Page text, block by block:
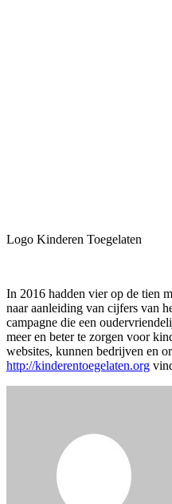
Logo Kinderen Toegelaten
In 2016 hadden vier op de tien
naar aanleiding van cijfers van
campagne die een
meer en beter te zorgen voor
websites, kunnen bedrijven en
http://kinderentoegelaten.org